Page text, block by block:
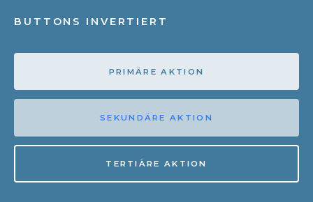
BUTTONS INVERTIERT
PRIMÄRE AKTION
SEKUNDÄRE AKTION
TERTIÄRE AKTION